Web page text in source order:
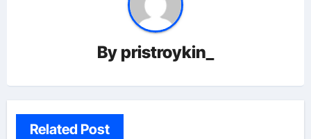
By pristroykin_
Related Post